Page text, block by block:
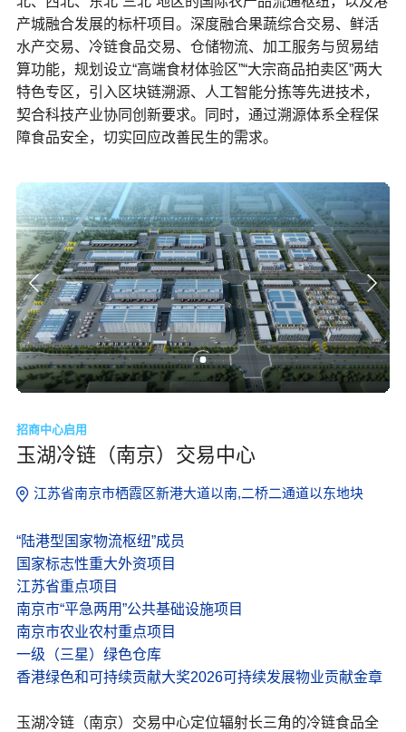
产城融合发展的标杆项目。深度融合果蔬综合交易、鲜活
水产交易、冷链食品交易、仓储物流、加工服务与贸易结
算功能，规划设立“高端食材体验区”“大宗商品拍卖区”两大
特色专区，引入区块链溯源、人工智能分拣等先进技术，
契合科技产业协同创新要求。同时，通过溯源体系全程保
障食品安全，切实回应改善民生的需求。
招商中心启用
玉湖冷链（南京）交易中心
江苏省南京市栖霞区新港大道以南,二桥二通道以东地块
“陆港型国家物流枢纽”成员
国家标志性重大外资项目
江苏省重点项目
南京市“平急两用”公共基础设施项目
南京市农业农村重点项目
一级（三星）绿色仓库
香港绿色和可持续贡献大奖2026可持续发展物业贡献金章
玉湖冷链（南京）交易中心定位辐射长三角的冷链食品全